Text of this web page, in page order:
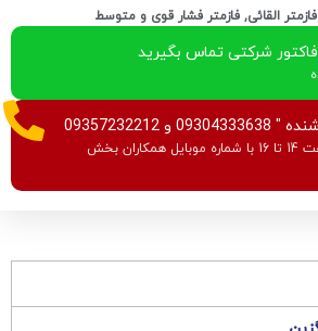
القائی, فازمتر فشار قوی و متوسط
شرکتی تماس بگیرید
به علت قطع برق از ساعت 14 تا 16 با شماره موبایل همکاران بخش